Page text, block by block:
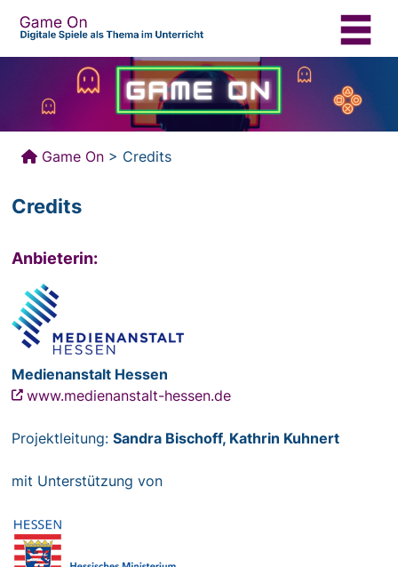
Das Projekt
Hintergrund
Glossar
Game On > Credits
Credits
Anbieterin:
Medienanstalt Hessen
www.medienanstalt-hessen.de
Projektleitung: Sandra Bischoff, Kathrin Kuhnert
mit Unterstützung von